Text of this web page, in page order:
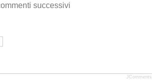
successivi
JComments